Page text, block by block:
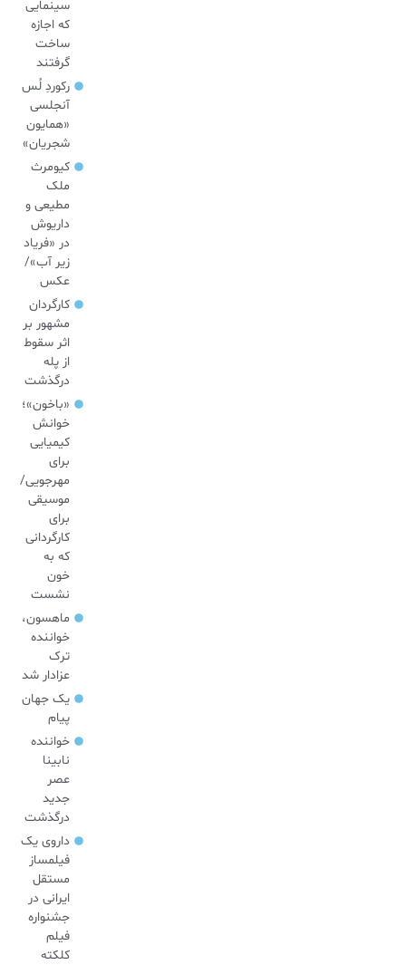
سینمایی
که اجازه
ساخت
گرفتند
رکوردِ لُس
آنجلسی
«همایون
شجریان»
کیومرث
ملک
مطیعی و
داریوش
در «فریاد
زیر آب»/
عکس
کارگردان
مشهور بر
اثر سقوط
از پله
درگذشت
«باخون»‌؛
خوانش
کیمیایی
برای
مهرجویی/
موسیقی
برای
کارگردانی
که به
خون
نشست
ماهسون،
خواننده
ترک
عزادار شد
یک جهان
پیام
خواننده
نابینا
عصر
جدید
درگذشت
داروی یک
فیلمساز
مستقل
ایرانی در
جشنواره
فیلم
کلکته